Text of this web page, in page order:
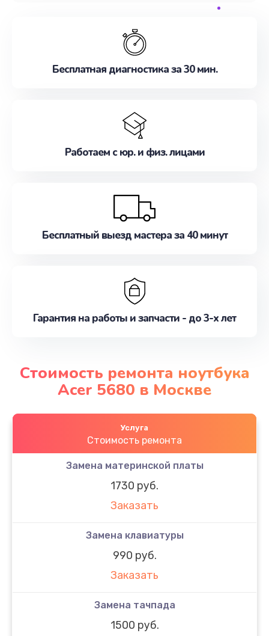
наилучшим образом. Не медлите записаться на
Бесплатная диагностика за 30 мин.
Работаем с юр. и физ. лицами
Бесплатный выезд мастера за 40 минут
Гарантия на работы и запчасти - до 3-х лет
Стоимость ремонта ноутбука
Acer 5680 в Москве
Услуга
Стоимость ремонта
Замена материнской платы
1730 руб.
Заказать
Замена клавиатуры
990 руб.
Заказать
Замена тачпада
1500 руб.